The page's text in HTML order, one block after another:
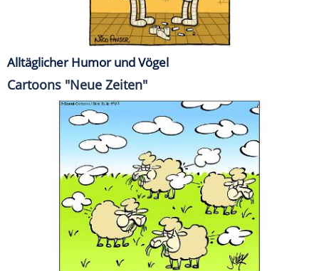
Alltäglicher Humor und Vögel
Cartoons "Neue Zeiten"